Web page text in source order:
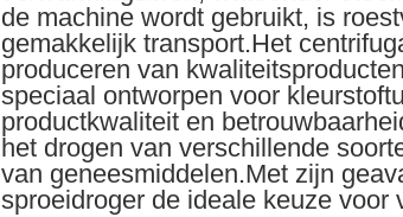
de machine wordt gebruikt, is
gemakkelijk transport.Het
produceren van
speciaal ontworpen voor
productkwaliteit en
het drogen van verschillende
van geneesmiddelen.Met zijn
sproeidroger de ideale keuze voor